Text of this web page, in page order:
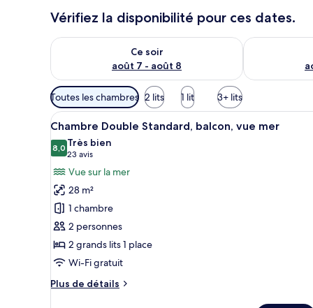
Vérifiez la disponibilité pour ces dates.
Ce soir
août 7 - août 8
Vérifier la disponibilité pour ce soir août 7 - août 8
Vérifier la
Filtres
disponibles
pour
les
chambres
Toutes les chambres 2 lits 1 lit 3+ lits
Afficher
toutes
les
photos
pour
ce
type
de
chambre :
Chambre
Double
Une chambre d’hôtel avec
6
Chambre Double Standard, balcon, vue mer
8,08,0 sur 10
Très bien
23 avis
(23 avis)
Vue sur la mer
28 m²
1 chambre
2 personnes
2 grands lits 1 place
Wi-Fi gratuit
Plus de détails
Plus